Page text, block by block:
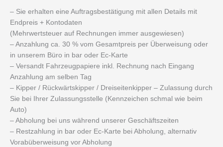
– Sie erhalten eine Auftragsbestätigung mit allen Details mit
Endpreis + Kontodaten
(Mehrwertsteuer auf Rechnungen immer ausgewiesen)
– Anzahlung ca. 30 % vom Gesamtpreis per Überweisung oder
in unserem Büro in bar oder Ec-Karte
– Versandt Fahrzeugpapiere inkl. Rechnung nach Eingang
Anzahlung am selben Tag
– Kipper / Rückwärtskipper / Dreiseitenkipper – Zulassung durch
Sie bei Ihrer Zulassungsstelle (Kennzeichen schmal wie beim
Auto)
– Abholung bei uns während unserer Geschäftszeiten
– Restzahlung in bar oder Ec-Karte bei Abholung, alternativ
Vorabüberweisung vor Abholung